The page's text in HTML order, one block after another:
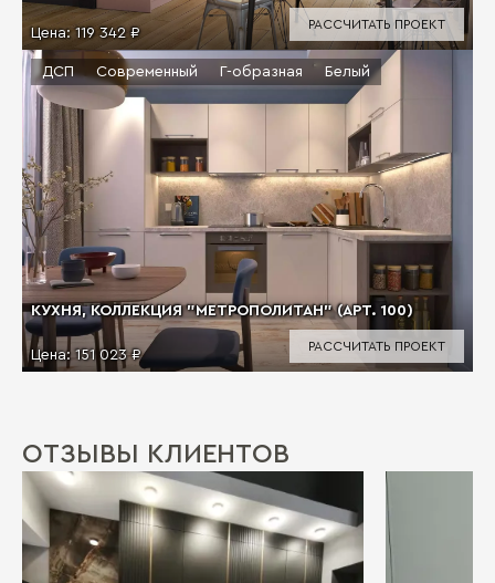
Цена:119 342 ₽
РАССЧИТАТЬ ПРОЕКТ
КУХНЯ, КОЛЛЕКЦИЯ "МЕТРОПОЛИТАН" (АРТ. 100)
Цена: 151 023 ₽
ДСП Современный Г-образная Белый
РАССЧИТАТЬ ПРОЕКТ
ОТЗЫВЫ КЛИЕНТОВ